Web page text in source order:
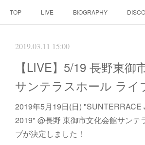
TOP LIVE BIOGRAPHY
2019.03.11 15:00
【LIVE】5/19 長野東御
サンテラスホール ライ
2019年5月19日(日) "SUNTERRACE
2019" @長野 東御市文化会館サンテ
ブが決定しました！